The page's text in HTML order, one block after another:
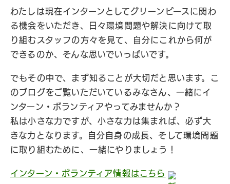
わたしは現在インターンとしてグリーンピースに関わ
る機会をいただき、日々環境問題や解決に向けて取
り組むスタッフの方々を見て、自分にこれから何が
できるのか、そんな思いでいっぱいです。
でもその中で、まず知ることが大切だと思います。こ
のブログをご覧いただいているみなさん、一緒にイ
ンターン・ボランティアやってみませんか？
私は小さな力ですが、小さな力は集まれば、必ず大
きな力となります。自分自身の成長、そして環境問題
に取り組むために、一緒にやりましょう！
インターン・ボランティア情報はこちら